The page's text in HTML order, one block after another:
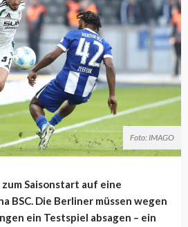
Foto: IMAGO
Saisonstart auf eine
BSC. Die Berliner müssen wegen
ein Testspiel absagen – ein